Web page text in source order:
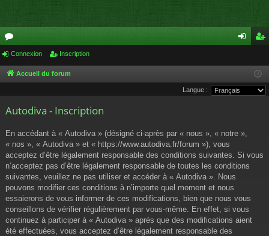
or
u
s
cri
pti
Connexion Inscription
Accueil du forum
Langue :
Autodiva - Inscription
En accédant à « Autodiva » (désigné ci-après par « nous », « notre »,
« nos », « Autodiva » et « https://www.autodiva.fr/forum »), vous
acceptez d’être légalement responsable des conditions suivantes. Si vous
n’acceptez pas d’être légalement responsable de toutes les conditions
suivantes, veuillez ne pas utiliser et accéder à « Autodiva ». Nous
pouvons modifier ces conditions à n’importe quel moment et nous
essaierons de vous informer de ces modifications, bien que nous vous
conseillons de vérifier régulièrement par vous-même. En effet, si vous
continuez à participer à « Autodiva » après que des modifications aient
été effectuées, vous acceptez d’être légalement responsable des